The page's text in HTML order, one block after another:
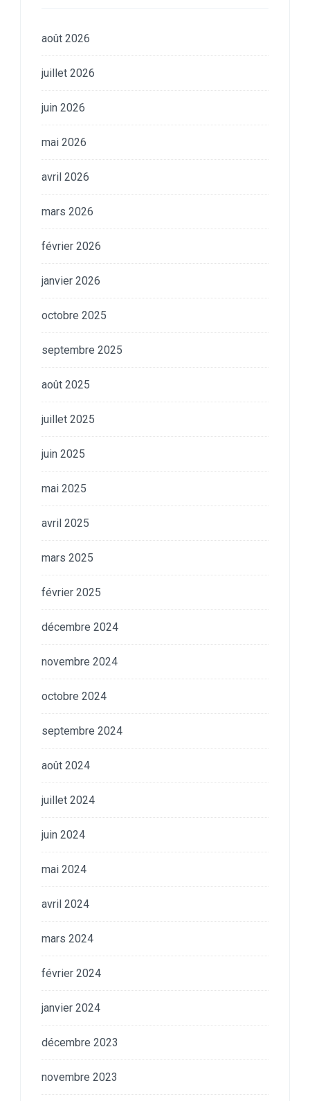
août 2026
juillet 2026
juin 2026
mai 2026
avril 2026
mars 2026
février 2026
janvier 2026
octobre 2025
septembre 2025
août 2025
juillet 2025
juin 2025
mai 2025
avril 2025
mars 2025
février 2025
décembre 2024
novembre 2024
octobre 2024
septembre 2024
août 2024
juillet 2024
juin 2024
mai 2024
avril 2024
mars 2024
février 2024
janvier 2024
décembre 2023
novembre 2023